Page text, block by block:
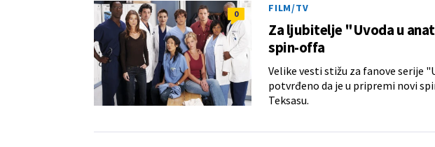
0 FILM/TV
Za ljubitelje "Uvoda u
spin-offa
Velike vesti stižu za fanove serije
potvrđeno da je u pripremi novi
Teksasu.